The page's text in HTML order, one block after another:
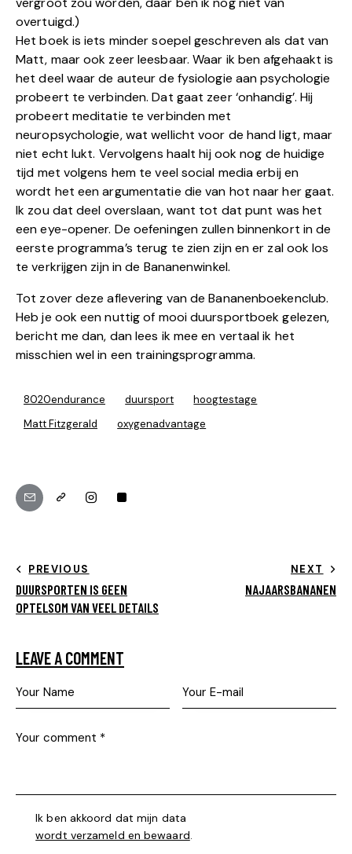
overtuigd.)
Het boek is iets minder soepel geschreven als dat van
Matt, maar ook zeer leesbaar. Waar ik ben afgehaakt is
het deel waar de auteur de fysiologie aan psychologie
probeert te verbinden. Dat gaat zeer ‘onhandig’. Hij
probeert meditatie te verbinden met
neuropsychologie, wat wellicht voor de hand ligt, maar
niet echt lukt. Vervolgens haalt hij ook nog de huidige
tijd met volgens hem te veel social media erbij en
wordt het een argumentatie die van hot naar her gaat.
Ik zou dat deel overslaan, want tot dat punt was het
een eye-opener. De oefeningen zullen binnenkort in de
eerste programma’s terug te zien zijn en er zal ook los
te verkrijgen zijn in de Bananenwinkel.
Tot zover deze aflevering van de Bananenboekenclub.
Heb je ook een nuttig of mooi duursportboek gelezen,
bericht me dan, dan lees ik mee en vertaal ik het
misschien wel in een trainingsprogramma.
8020endurance duursport
hoogtestage
Matt Fitzgerald
oxygenadvantage
PREVIOUS
DUURSPORTEN IS GEEN
OPTELSOM VAN VEEL DETAILS
NEXT
NAJAARSBANANEN
LEAVE A COMMENT
Ik ben akkoord dat mijn data
wordt verzameld en bewaard.